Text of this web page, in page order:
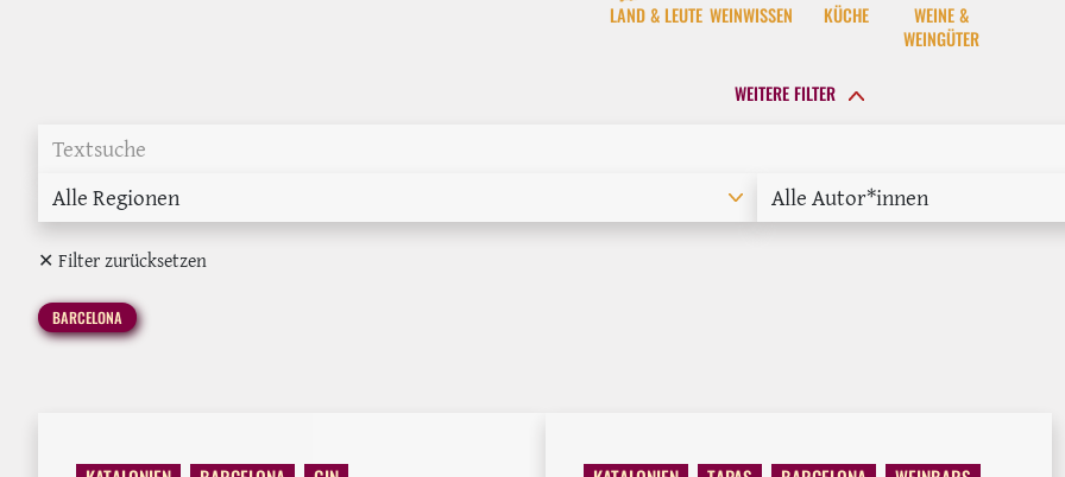
LAND & LEUTE WEINWISSEN KÜCHE
WEINE &
WEINGÜTER
WEITERE FILTER
Alle Regionen Alle Autor*innen
✕ Filter zurücksetzen
BARCELONA